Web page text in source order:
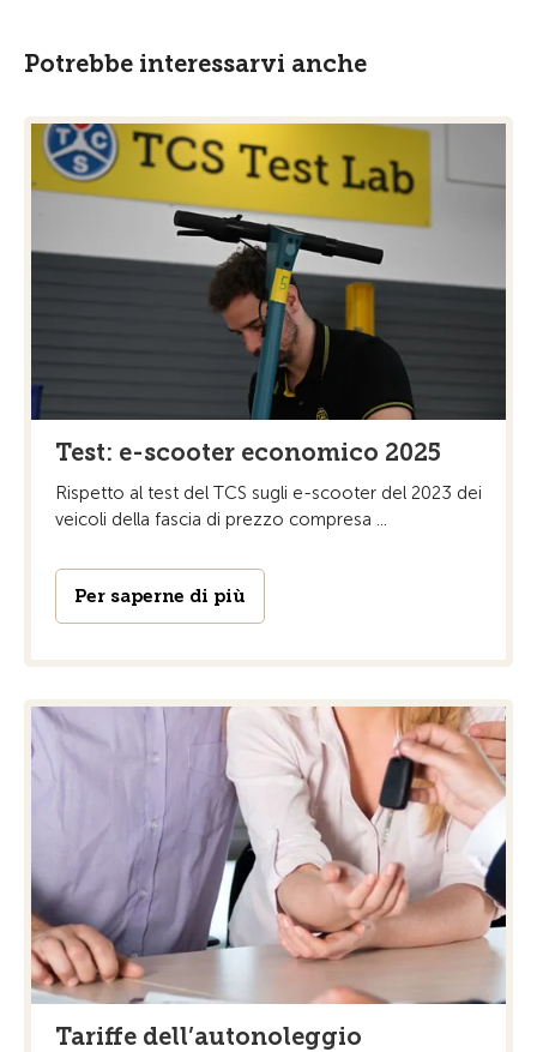
Potrebbe interessarvi anche
Test: e-scooter economico 2025
Rispetto al test del TCS sugli e-scooter del 2023 dei
veicoli della fascia di prezzo compresa ...
Per saperne di più
Tariffe dell’autonoleggio